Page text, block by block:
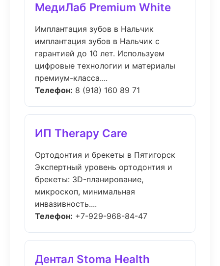
МедиЛаб Premium White
Имплантация зубов в Нальчик
имплантация зубов в Нальчик с
гарантией до 10 лет. Используем
цифровые технологии и материалы
премиум-класса....
Телефон: 8 (918) 160 89 71
ИП Therapy Care
Ортодонтия и брекеты в Пятигорск
Экспертный уровень ортодонтия и
брекеты: 3D-планирование,
микроскоп, минимальная
инвазивность....
Телефон: +7-929-968-84-47
Дентал Stoma Health